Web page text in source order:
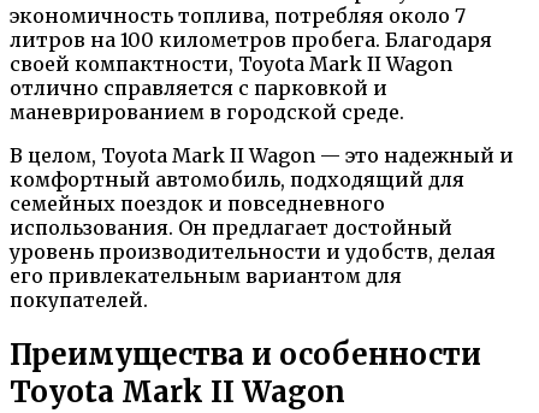
экономичность топлива, потребляя около 7
литров на 100 километров пробега. Благодаря
своей компактности, Toyota Mark II Wagon
отлично справляется с парковкой и
маневрированием в городской среде.
В целом, Toyota Mark II Wagon — это надежный и
комфортный автомобиль, подходящий для
семейных поездок и повседневного
использования. Он предлагает достойный
уровень производительности и удобств, делая
его привлекательным вариантом для
покупателей.
Преимущества и особенности
Toyota Mark II Wagon